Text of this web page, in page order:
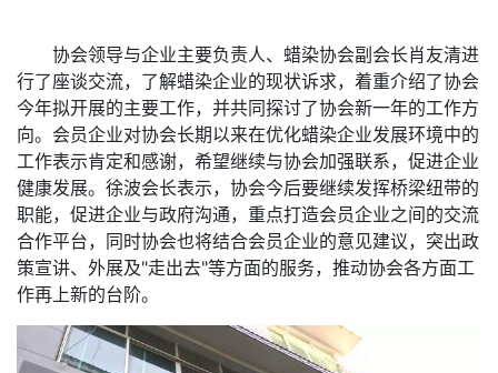
协会领导与企业主要负责人、蜡染协会副会长肖友清进
行了座谈交流，了解蜡染企业的现状诉求，着重介绍了协会
今年拟开展的主要工作，并共同探讨了协会新一年的工作方
向。会员企业对协会长期以来在优化蜡染企业发展环境中的
工作表示肯定和感谢，希望继续与协会加强联系，促进企业
健康发展。徐波会长表示，协会今后要继续发挥桥梁纽带的
职能，促进企业与政府沟通，重点打造会员企业之间的交流
合作平台，同时协会也将结合会员企业的意见建议，突出政
策宣讲、外展及"走出去"等方面的服务，推动协会各方面工
作再上新的台阶。